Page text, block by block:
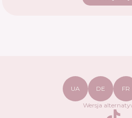
UA DE FR
Wersja